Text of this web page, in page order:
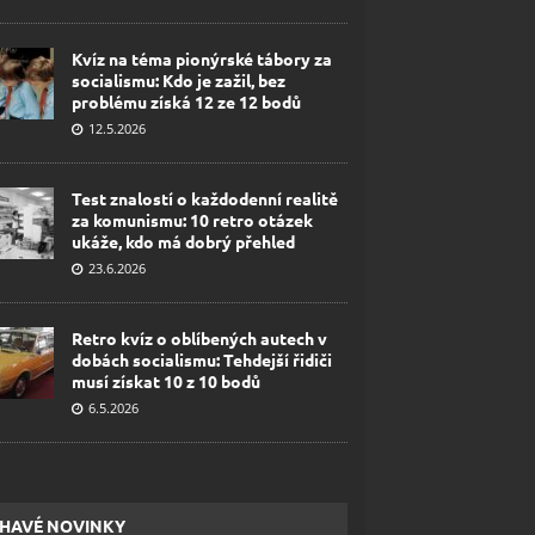
Kvíz na téma pionýrské tábory za
socialismu: Kdo je zažil, bez
problému získá 12 ze 12 bodů
12.5.2026
Test znalostí o každodenní realitě
za komunismu: 10 retro otázek
ukáže, kdo má dobrý přehled
23.6.2026
Retro kvíz o oblíbených autech v
dobách socialismu: Tehdejší řidiči
musí získat 10 z 10 bodů
6.5.2026
NOVINKY